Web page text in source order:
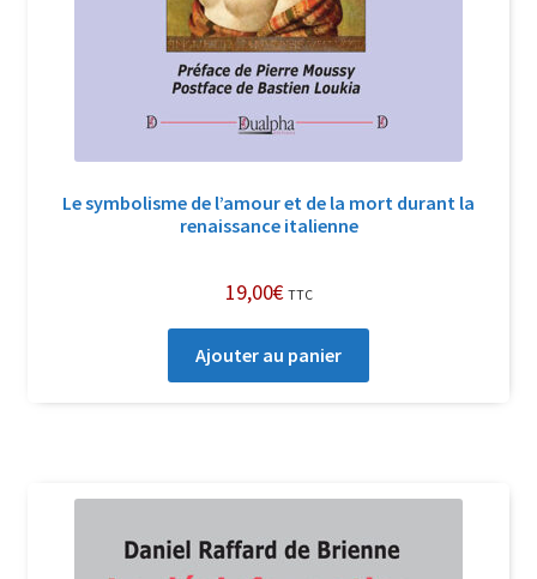
Le symbolisme de l’amour et de la mort durant la
renaissance italienne
19,00€ TTC
Ajouter au panier